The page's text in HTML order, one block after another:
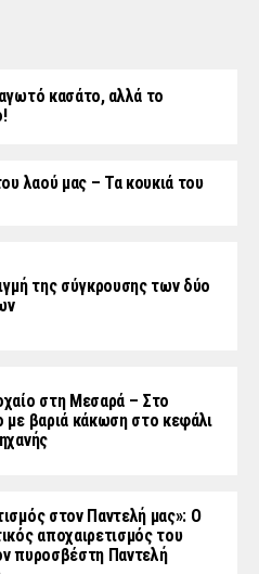
κασάτο, αλλά το
λαού μας – Τα κουκιά του
της σύγκρουσης των δύο
στη Μεσαρά – Στο
με βαριά κάκωση στο κεφάλι
στον Παντελή μας»: Ο
αποχαιρετισμός του
πυροσβέστη Παντελή